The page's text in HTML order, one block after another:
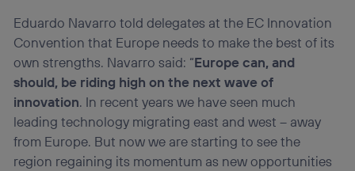
Eduardo Navarro told delegates at the EC Innovation
Convention that Europe needs to make the best of its
own strengths. Navarro said: “Europe can, and
should, be riding high on the next wave of
innovation. In recent years we have seen much
leading technology migrating east and west – away
from Europe. But now we are starting to see the
region regaining its momentum as new opportunities